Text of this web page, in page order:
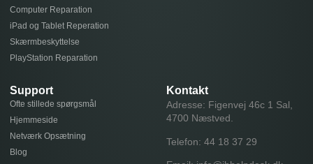
Computer Reparation
iPad og Tablet Reperation
Skærmbeskyttelse
PlayStation Reparation
Support
Ofte stillede spørgsmål
Hjemmeside
Netværk Opsætning
Blog
Kontakt
Adresse: Figenvej 46c 1 Sal,
4700 Næstved.
Telefon: 44 18 37 29